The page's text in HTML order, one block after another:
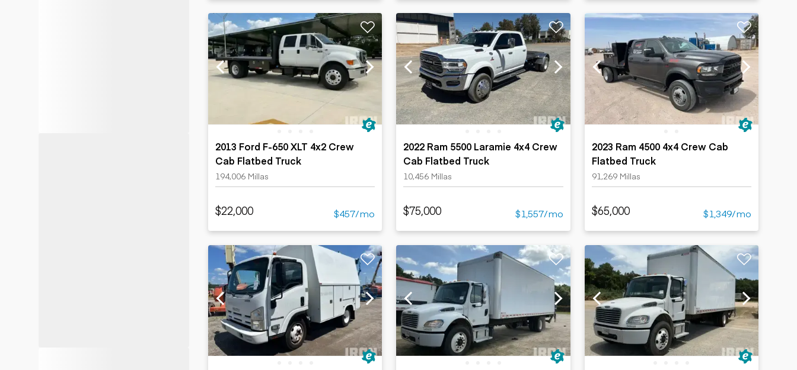
2013 Ford F-650 XLT 4x2 Crew
Cab Flatbed Truck
194,006 Millas
$22,000 $457/mo
2022 Ram 5500 Laramie 4x4 Crew
Cab Flatbed Truck
10,456 Millas
$75,000 $1,557/mo
2023 Ram 4500 4x4 Crew Cab
Flatbed Truck
91,269 Millas
$65,000 $1,349/mo